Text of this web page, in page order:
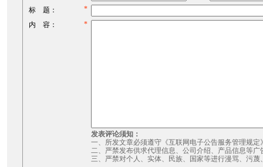
标 题：
*
内 容：
*
发表评论须知：
一、所发文章必须遵守《互联网电子公告服务管理规定
二、严禁发布供求代理信息、公司介绍、产品信息等广
三、严禁对个人、实体、民族、国家等进行漫骂、污蔑